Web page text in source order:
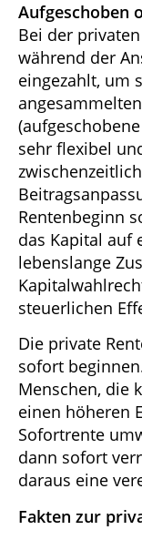
Aufgeschoben
Bei der
während der
eingezahlt, um
sehr flexibel
Rentenbeginn
das Kapital auf
lebenslange
steuerlichen
Die private
sofort
Menschen, die
einen höheren
Sofortrente
dann sofort
daraus eine
Fakten zur